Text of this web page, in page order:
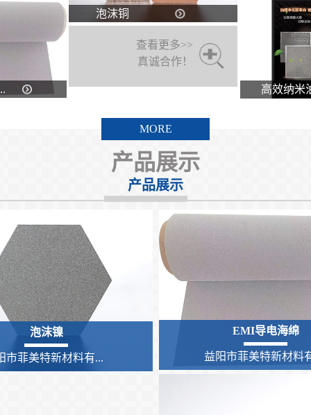
泡沫铜
查看更多>>
真诚合作！
高效纳米
MORE
产品展示
产品展示
泡沫镍
市菲美特新材料有...
EMI导电海绵
益阳市菲美特新材料